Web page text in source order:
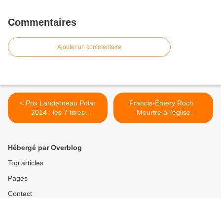
Commentaires
Ajouter un commentaire
< Prix Landerneau Polar
2014 : les 7 titres
sélectionnés
Francis-Émery Roch :
Meurtre à l'église
(Éd.Serpenoise, 2013) >
Hébergé par Overblog
Top articles
Pages
Contact